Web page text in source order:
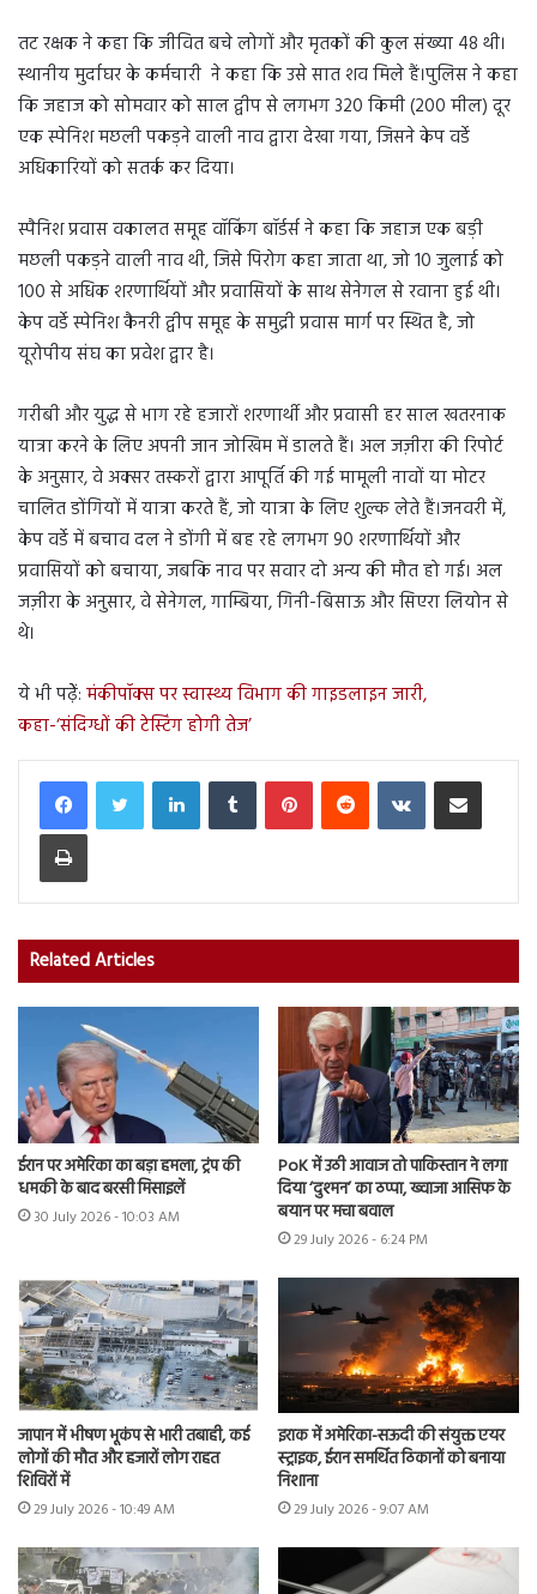
तट रक्षक ने कहा कि जीवित बचे लोगों और मृतकों की कुल संख्या 48 थी।
स्थानीय मुर्दाघर के कर्मचारी ने कहा कि उसे सात शव मिले हैं।पुलिस ने कहा
कि जहाज को सोमवार को साल द्वीप से लगभग 320 किमी (200 मील) दूर
एक स्पेनिश मछली पकड़ने वाली नाव द्वारा देखा गया, जिसने केप वर्डे
अधिकारियों को सतर्क कर दिया।
स्पैनिश प्रवास वकालत समूह वॉकिंग बॉर्डर्स ने कहा कि जहाज एक बड़ी
मछली पकड़ने वाली नाव थी, जिसे पिरोग कहा जाता था, जो 10 जुलाई को
100 से अधिक शरणार्थियों और प्रवासियों के साथ सेनेगल से रवाना हुई थी।
केप वर्डे स्पेनिश कैनरी द्वीप समूह के समुद्री प्रवास मार्ग पर स्थित है, जो
यूरोपीय संघ का प्रवेश द्वार है।
गरीबी और युद्ध से भाग रहे हजारों शरणार्थी और प्रवासी हर साल खतरनाक
यात्रा करने के लिए अपनी जान जोखिम में डालते हैं। अल जज़ीरा की रिपोर्ट
के अनुसार, वे अक्सर तस्करों द्वारा आपूर्ति की गई मामूली नावों या मोटर
चालित डोंगियों में यात्रा करते हैं, जो यात्रा के लिए शुल्क लेते हैं।जनवरी में,
केप वर्डे में बचाव दल ने डोंगी में बह रहे लगभग 90 शरणार्थियों और
प्रवासियों को बचाया, जबकि नाव पर सवार दो अन्य की मौत हो गई। अल
जज़ीरा के अनुसार, वे सेनेगल, गाम्बिया, गिनी-बिसाऊ और सिएरा लियोन से
थे।
ये भी पढ़ेें: मंकीपॉक्स पर स्वास्थ्य विभाग की गाइडलाइन जारी,
कहा-‘संदिग्धों की टेस्टिंग होगी तेज’
LinkedInTumblr PinterestReddit VKontakteShare via Email
Print
Related Articles
ईरान पर अमेरिका का बड़ा हमला, ट्रंप की
धमकी के बाद बरसी मिसाइलें
30 July 2026 - 10:03 AM
PoK में उठी आवाज तो पाकिस्तान ने लगा
दिया ‘दुश्मन’ का ठप्पा, ख्वाजा आसिफ के
बयान पर मचा बवाल
29 July 2026 - 6:24 PM
जापान में भीषण भूकंप से भारी तबाही, कई
लोगों की मौत और हजारों लोग राहत
शिविरों में
29 July 2026 - 10:49 AM
इराक में अमेरिका-सऊदी की संयुक्त एयर
स्ट्राइक, ईरान समर्थित ठिकानों को बनाया
निशाना
29 July 2026 - 9:07 AM